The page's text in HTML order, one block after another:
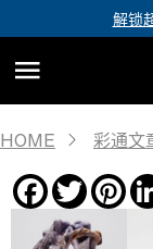
解锁
HOME 彩通文
Facebook
Twitter